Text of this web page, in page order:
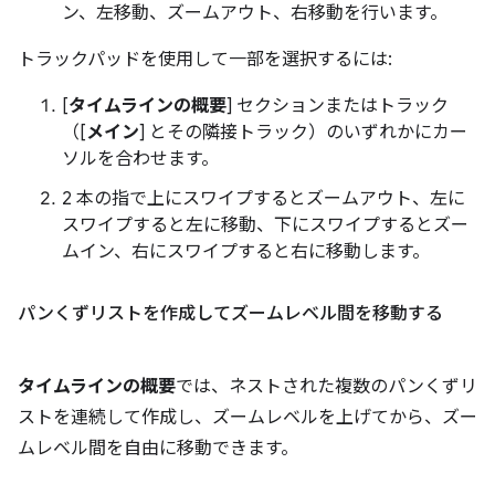
ン、左移動、ズームアウト、右移動を行います。
トラックパッドを使用して一部を選択するには:
[タイムラインの概要] セクションまたはトラック
（[メイン] とその隣接トラック）のいずれかにカー
ソルを合わせます。
2 本の指で上にスワイプするとズームアウト、左に
スワイプすると左に移動、下にスワイプするとズー
ムイン、右にスワイプすると右に移動します。
パンくずリストを作成してズームレベル間を移動する
タイムラインの概要では、ネストされた複数のパンくずリ
ストを連続して作成し、ズームレベルを上げてから、ズー
ムレベル間を自由に移動できます。